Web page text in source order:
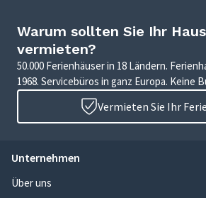
Warum sollten Sie Ihr
vermieten?
50.000 Ferienhäuser in 18 Ländern.
1968. Servicebüros in ganz Europa. Keine
Vermieten Sie Ihr
Unternehmen
Über uns